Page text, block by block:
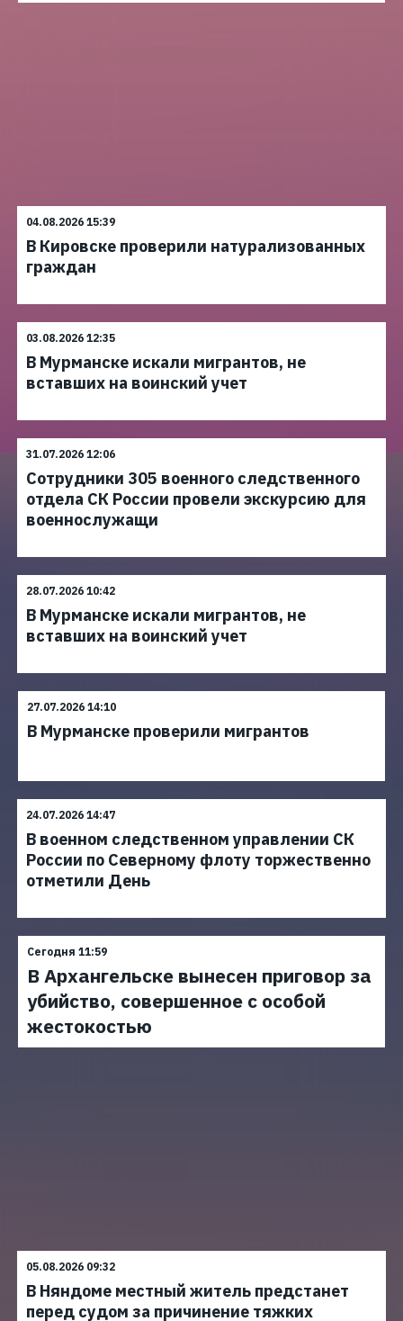
04.08.2026 15:39
В Кировске проверили натурализованных
граждан
03.08.2026 12:35
В Мурманске искали мигрантов, не
вставших на воинский учет
31.07.2026 12:06
Сотрудники 305 военного следственного
отдела СК России провели экскурсию для
военнослужащи
28.07.2026 10:42
В Мурманске искали мигрантов, не
вставших на воинский учет
27.07.2026 14:10
В Мурманске проверили мигрантов
24.07.2026 14:47
В военном следственном управлении СК
России по Северному флоту торжественно
отметили День
Сегодня 11:59
В Архангельске вынесен приговор за
убийство, совершенное с особой
жестокостью
05.08.2026 09:32
В Няндоме местный житель предстанет
перед судом за причинение тяжких